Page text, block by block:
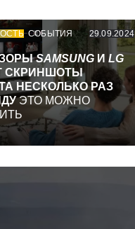
СОБЫТИЯ 29.09.2024
SAMSUNG И LG
СКРИНШОТЫ
НЕСКОЛЬКО РАЗ
ЭТО МОЖНО